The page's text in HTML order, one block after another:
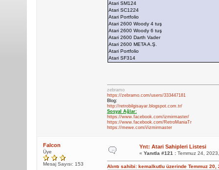
Atari SM124
Atari SC1224
Atari Portfolio
Atari 2600 Woody 4 tuş
Atari 2600 Woody 6 tuş
Atari 2600 Darth Vader
Atari 2600 META A.Ş.
Atari Portfolio
Atari SF314
zebramo
https://zebramo.com/users/333447181
Blog:
http://retrobilgisayar.blogspot.com.tr/
Sosyal Ağlar:
https://www.facebook.com/izmirmaster/
https://www.facebook.com/RetroManiaTr
https://mewe.com/i/izmirmaster
Falcon
Üye
Mesaj Sayısı: 153
Ynt: Atari Sahipleri Listesi
« Yanıtla #121 :Temmuz 24,
Alıntı sahibi: kemalkutlu üzerinde Temmuz 20,